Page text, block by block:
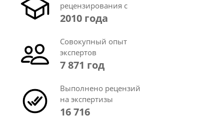
рецензирования с
2010 года
Совокупный опыт
экспертов
7 871 год
Выполнено рецензий
на экспертизы
16 716